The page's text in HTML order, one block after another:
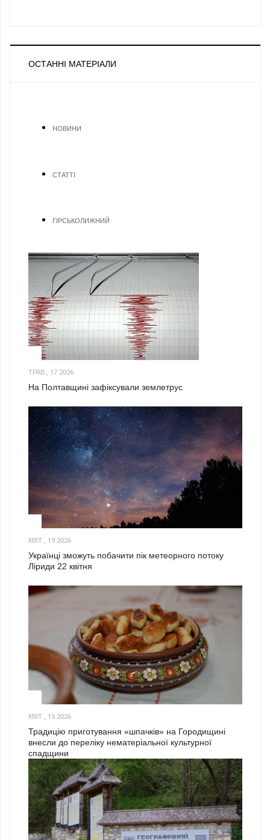
ОСТАННІ МАТЕРІАЛИ
НОВИНИ
СТАТТІ
ГІРСЬКОЛИЖНИЙ
ТРАВ., 17 2026
На Полтавщині зафіксували землетрус
КВІТ., 19 2026
Українці зможуть побачити пік метеорного потоку
Ліриди 22 квітня
КВІТ., 15 2026
Традицію приготування «шпачків» на Городищині
внесли до переліку нематеріальної культурної
спадщини